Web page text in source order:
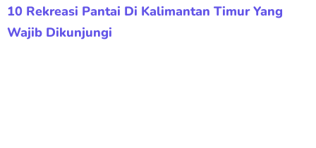
10 Rekreasi Pantai Di Kalimantan Timur Yang
Wajib Dikunjungi